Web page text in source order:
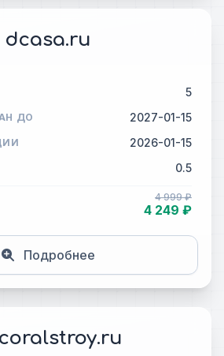
dcasa.ru
5
ДО 2027-01-15
2026-01-15
0.5
4 999 ₽
4 249 ₽
Подробнее